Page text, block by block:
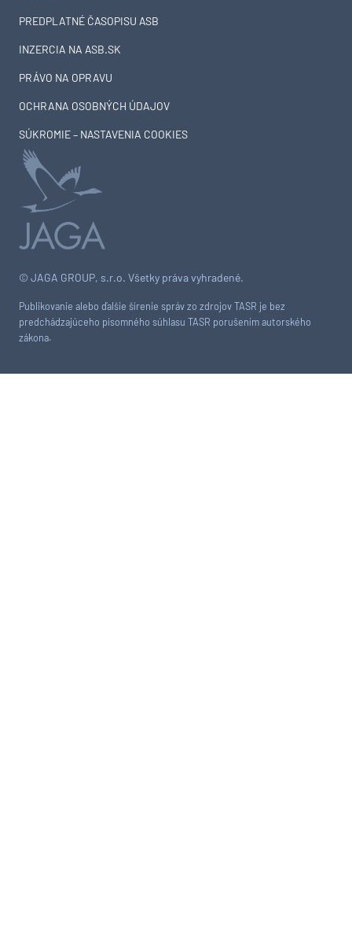
© JAGA GROUP, s.r.o. Všetky práva vyhradené.
Publikovanie alebo ďalšie šírenie správ zo zdrojov TASR je bez
predchádzajúceho písomného súhlasu TASR porušením autorského
zákona.
PREDPLATNÉ ČASOPISU ASB
INZERCIA NA ASB.SK
PRÁVO NA OPRAVU
OCHRANA OSOBNÝCH ÚDAJOV
SÚKROMIE – NASTAVENIA COOKIES